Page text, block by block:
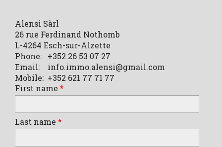
Alensi Sàrl
26 rue Ferdinand Nothomb
L-4264 Esch-sur-Alzette
Phone:
+352 26 53 07 27
Email:
info.immo.alensi@gmail.com
Mobile: +352 621 77 71 77
First name *
Last name *